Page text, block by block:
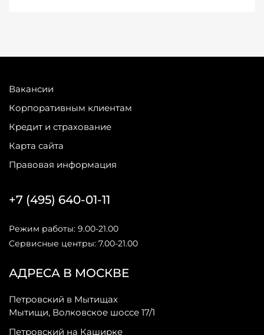
Вакансии
Корпоративным клиентам
Кредит и страхование
Карта сайта
Правовая информация
АДРЕСА В МОСКВЕ
Петровский в Мытищах
Мытищи, Волковское шоссе 17/1
Петровский на Каширке
+7 (495) 640-01-11
Режим работы: 9.00-21.00
Сервисные центры: 7.00-21.00